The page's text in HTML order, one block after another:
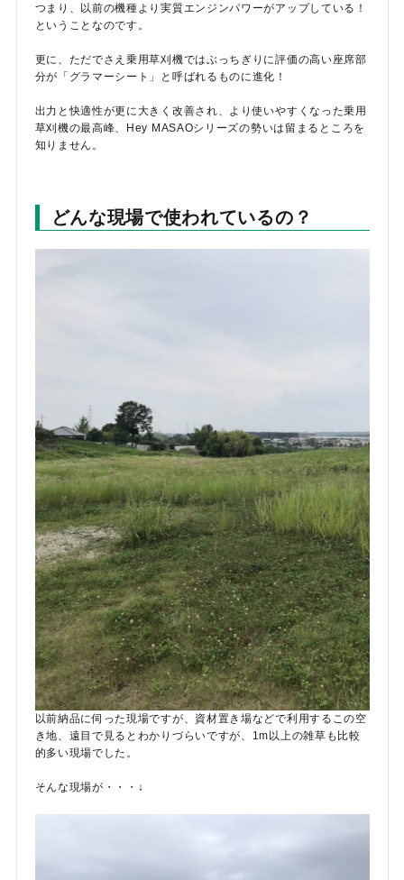
つまり、以前の機種より実質エンジンパワーがアップしている！
ということなのです。
更に、ただでさえ乗用草刈機ではぶっちぎりに評価の高い座席部
分が「グラマーシート」と呼ばれるものに進化！
出力と快適性が更に大きく改善され、より使いやすくなった乗用
草刈機の最高峰、Hey MASAOシリーズの勢いは留まるところを
知りません。
どんな現場で使われているの？
以前納品に伺った現場ですが、資材置き場などで利用するこの空
き地、遠目で見るとわかりづらいですが、1m以上の雑草も比較
的多い現場でした。
そんな現場が・・・↓